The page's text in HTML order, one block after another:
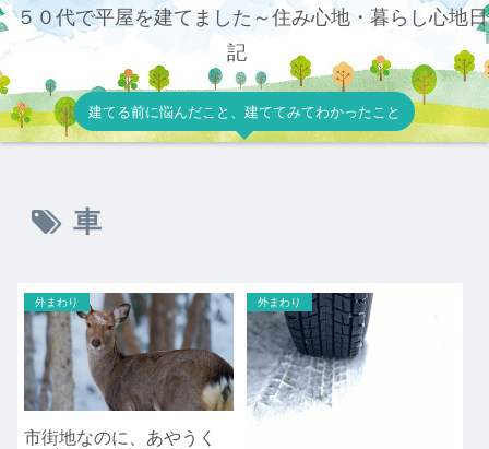
５０代で平屋を建てました～住み心地・暮らし心地日
記
建てる前に悩んだこと、建ててみてわかったこと
車
外まわり
市街地なのに、あやうく
外まわり